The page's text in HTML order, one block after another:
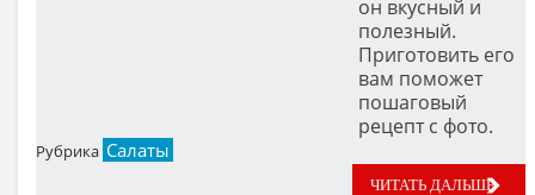
он вкусный и
полезный.
Приготовить его
вам поможет
пошаговый
рецепт с фото.
Рубрика Салаты
ЧИТАТЬ ДАЛЬШЕ